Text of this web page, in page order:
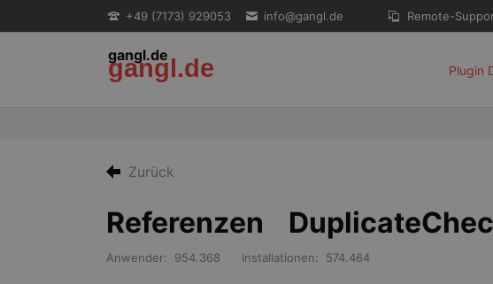
+49 (7173) 929053 info@gangl.de Remote-
gangl.de
gangl.de Plugin
Zurück
Referenzen
Anwender: 954.368 Installationen: 574.464